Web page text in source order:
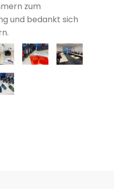
zum
und bedankt sich